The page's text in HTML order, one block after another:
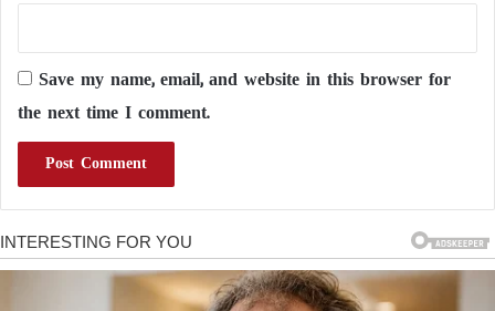
Save my name, email, and website in this browser for
the next time I comment.